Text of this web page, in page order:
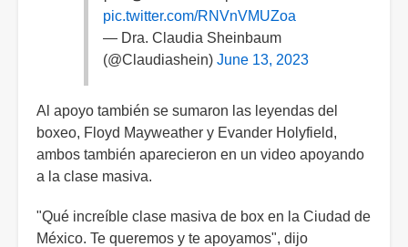
pic.twitter.com/RNVnVMUZoa
— Dra. Claudia Sheinbaum
(@Claudiashein) June 13, 2023
Al apoyo también se sumaron las leyendas del
boxeo, Floyd Mayweather y Evander Holyfield,
ambos también aparecieron en un video apoyando
a la clase masiva.
"Qué increíble clase masiva de box en la Ciudad de
México. Te queremos y te apoyamos", dijo